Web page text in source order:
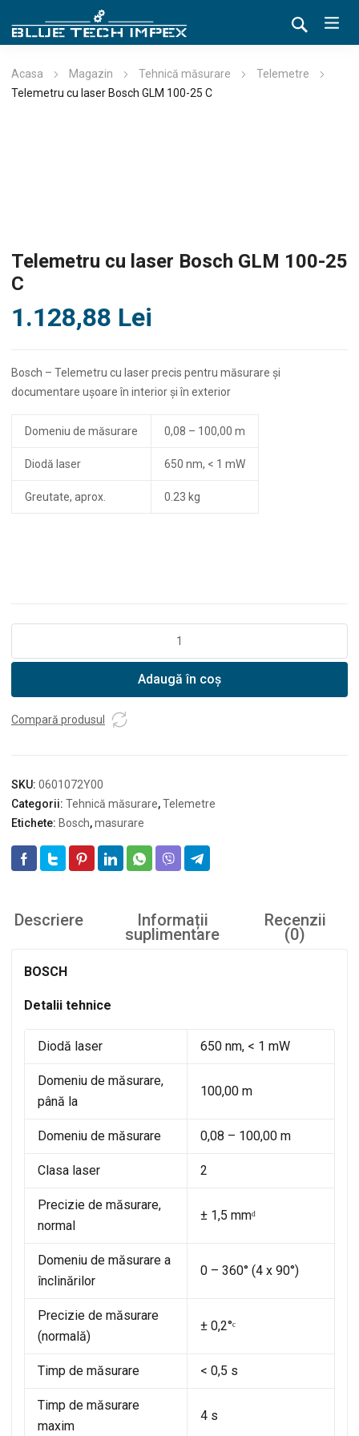
Acasa Magazin Tehnică măsurare
Telemetre
Telemetru cu laser Bosch GLM 100-25 C
Telemetru cu laser Bosch GLM 100-25
C
1.128,88 Lei
Bosch – Telemetru cu laser precis pentru măsurare şi
documentare uşoare în interior şi în exterior
Domeniu de măsurare 0,08 – 100,00 m
Diodă laser 650 nm, < 1 mW
Greutate, aprox. 0.23 kg
cu
GLM
Adaugă în coș
Compară produsul
SKU: 0601072Y00
Categorii: Tehnică măsurare,Telemetre
Etichete: Bosch,masurare
Descriere Informații
suplimentare
Recenzii
(0)
BOSCH
Detalii tehnice
Diodă laser 650 nm, < 1 mW
Domeniu de măsurare,
până la
100,00 m
Domeniu de măsurare 0,08 – 100,00 m
Clasa laser 2
Precizie de măsurare,
normal
± 1,5 mmᵈ
Domeniu de măsurare a
înclinărilor
0 – 360° (4 x 90°)
Precizie de măsurare
(normală)
± 0,2°ᶜ
Timp de măsurare < 0,5 s
Timp de măsurare
maxim
4 s